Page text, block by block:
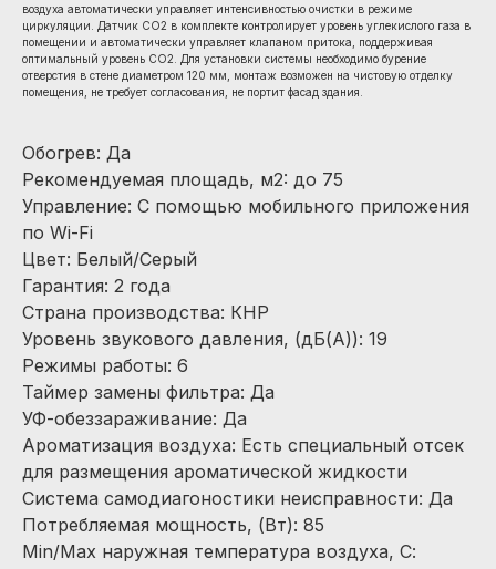
воздуха автоматически управляет интенсивностью очистки в режиме
циркуляции. Датчик CO2 в комплекте контролирует уровень углекислого газа в
помещении и автоматически управляет клапаном притока, поддерживая
оптимальный уровень CO2. Для установки системы необходимо бурение
отверстия в стене диаметром 120 мм, монтаж возможен на чистовую отделку
помещения, не требует согласования, не портит фасад здания.
Обогрев: Да
Рекомендуемая площадь, м2: до 75
Управление: С помощью мобильного приложения
по Wi-Fi
Цвет: Белый/Серый
Гарантия: 2 года
Страна производства: КНР
Уровень звукового давления, (дБ(А)): 19
Режимы работы: 6
Таймер замены фильтра: Да
УФ-обеззараживание: Да
Ароматизация воздуха: Есть специальный отсек
для размещения ароматической жидкости
Система самодиагоностики неисправности: Да
Потребляемая мощность, (Вт): 85
Min/Max наружная температура воздуха, С: